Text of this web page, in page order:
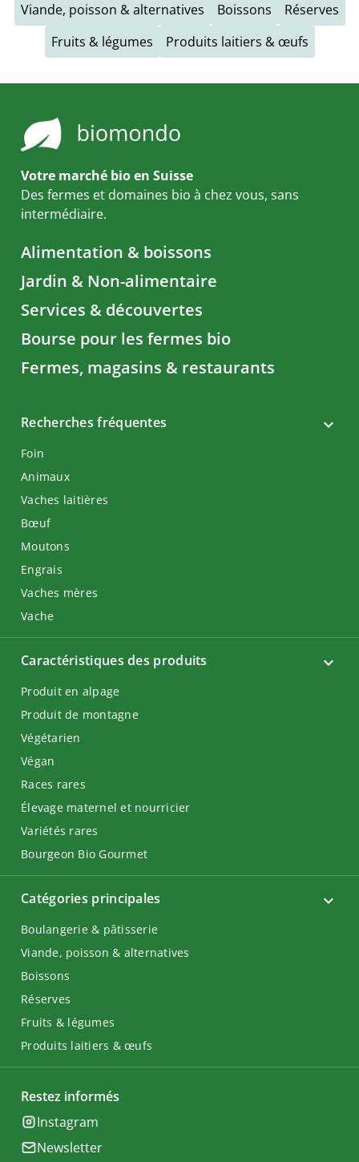
Viande, poisson & alternatives
Boissons
Réserves
Fruits & légumes
Produits laitiers & œufs
Votre marché bio en Suisse
Des fermes et domaines bio à chez vous, sans
intermédiaire.
Alimentation & boissons
Jardin & Non-alimentaire
Services & découvertes
Bourse pour les fermes bio
Fermes, magasins & restaurants
Recherches fréquentes
Foin
Animaux
Vaches laitières
Bœuf
Moutons
Engrais
Vaches mères
Vache
Catégories principales
Boulangerie & pâtisserie
Viande, poisson & alternatives
Boissons
Réserves
Fruits & légumes
Produits laitiers & œufs
Caractéristiques des produits
Produit en alpage
Produit de montagne
Végétarien
Végan
Races rares
Élevage maternel et nourricier
Variétés rares
Bourgeon Bio Gourmet
Restez informés
Instagram
Newsletter